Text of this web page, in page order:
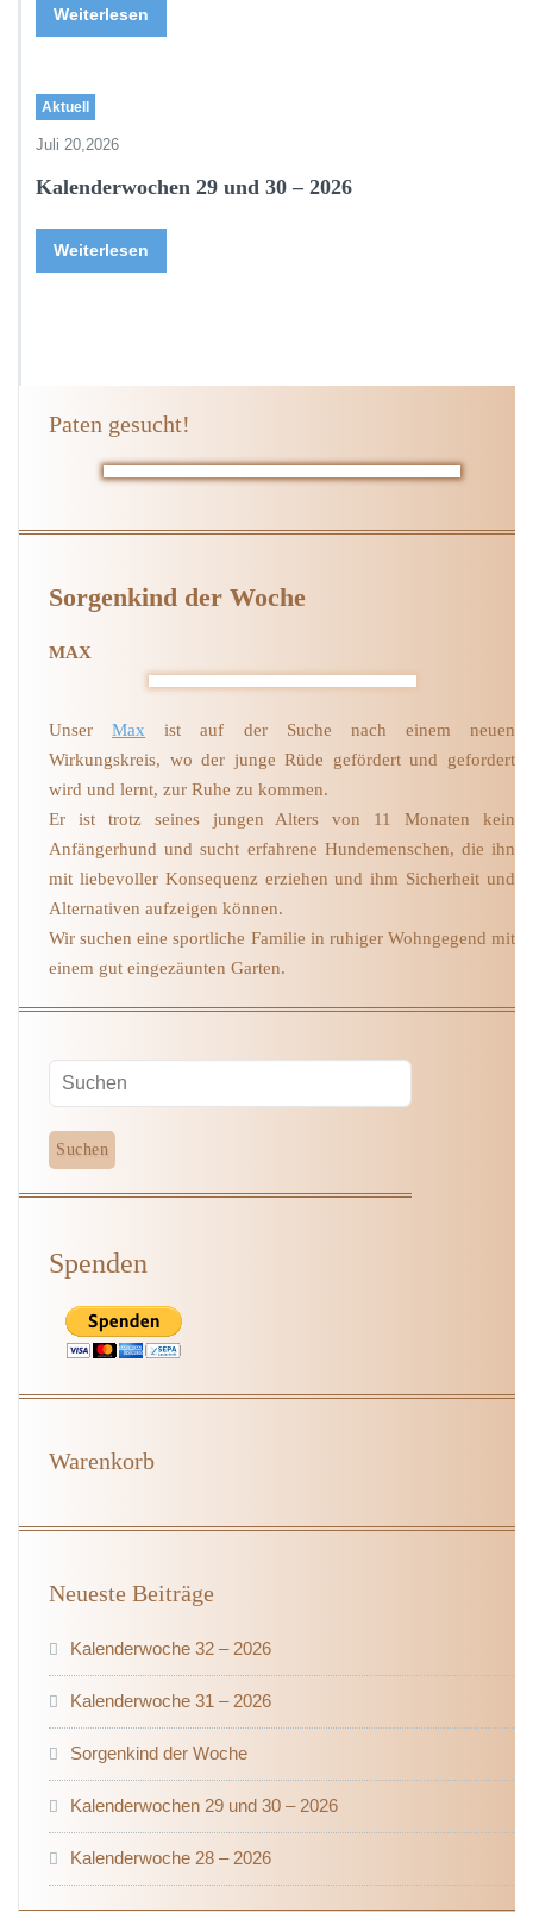
Weiterlesen
Aktuell
Juli 20,2026
Kalenderwochen 29 und 30 – 2026
Weiterlesen
Paten gesucht!
Sorgenkind der Woche
MAX
UnserMax ist auf der Suche nach einem neuen
Wirkungskreis, wo der junge Rüde gefördert und gefordert
wird und lernt, zur Ruhe zu kommen.
Er ist trotz seines jungen Alters von 11 Monaten kein
Anfängerhund und sucht erfahrene Hundemenschen, die ihn
mit liebevoller Konsequenz erziehen und ihm Sicherheit und
Alternativen aufzeigen können.
Wir suchen eine sportliche Familie in ruhiger Wohngegend mit
einem gut eingezäunten Garten.
Spenden
Warenkorb
Neueste Beiträge
Kalenderwoche 32 – 2026
Kalenderwoche 31 – 2026
Sorgenkind der Woche
Kalenderwochen 29 und 30 – 2026
Kalenderwoche 28 – 2026